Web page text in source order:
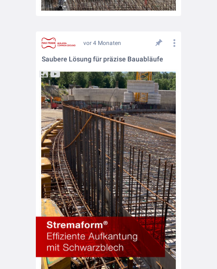
vor 4 Monaten
Saubere Lösung für präzise Bauabläufe